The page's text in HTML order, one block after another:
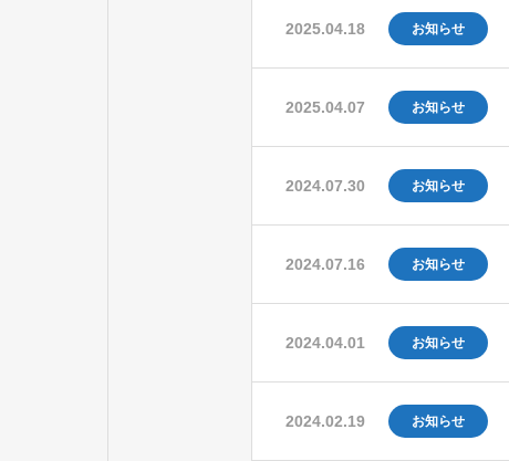
2025.04.18 お知らせ
2025.04.07 お知らせ
2024.07.30 お知らせ
2024.07.16 お知らせ
2024.04.01 お知らせ
2024.02.19 お知らせ